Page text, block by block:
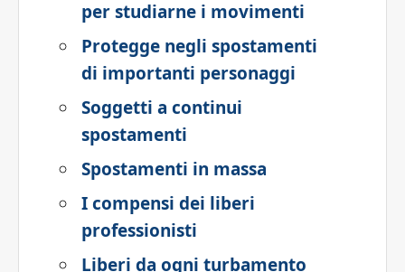
per studiarne i movimenti
Protegge negli spostamenti
di importanti personaggi
Soggetti a continui
spostamenti
Spostamenti in massa
I compensi dei liberi
professionisti
Liberi da ogni turbamento